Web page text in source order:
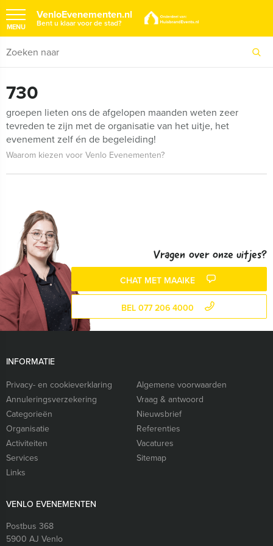
VenloEvenementen.nl
Bent u klaar voor de stad?
MENU
730
groepen lieten ons de afgelopen maanden weten zeer
tevreden te zijn met de organisatie van het uitje, het
evenement zelf én de begeleiding!
Waarom kiezen voor Venlo Evenementen?
Vragen over onze uitjes?
CHAT MET MAAIKE
BEL 077 206 4000
INFORMATIE
Privacy- en cookieverklaring
Algemene voorwaarden
Annuleringsverzekering
Vraag & antwoord
Categorieën
Nieuwsbrief
Organisatie
Referenties
Activiteiten
Vacatures
Services
Sitemap
Links
VENLO EVENEMENTEN
Postbus 368
5900 AJ Venlo